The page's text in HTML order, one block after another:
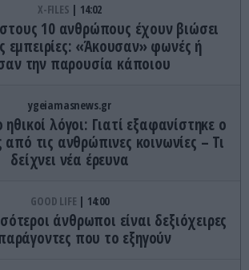
X-FILES 14:02
10 ανθρώπους έχουν βιώσει
εμπειρίες: «Άκουσαν» φωνές ή
την παρουσία κάποιου
ygeiamasnews.gr
λόγοι: Γιατί εξαφανίστηκε ο
τις ανθρώπινες κοινωνίες – Τι
δείχνει νέα έρευνα
GOOD LIFE 14:00
άνθρωποι είναι δεξιόχειρες
που το εξηγούν